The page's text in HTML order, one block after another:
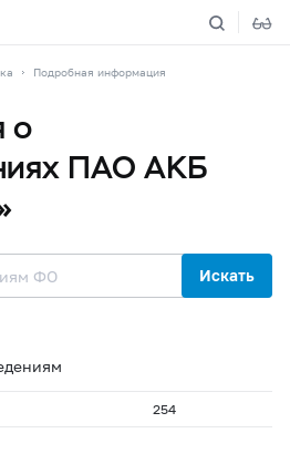
Подробная информация
о
ПАО АКБ
Искать
254